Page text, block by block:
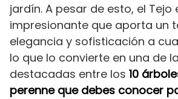
jardín. A pesar de esto, el Tejo
impresionante que aporta un
elegancia y sofisticación a
lo que lo convierte en una de
destacadas entre los 10
perenne que debes conocer